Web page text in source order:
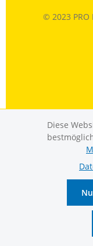
© 2023 PRO
Diese